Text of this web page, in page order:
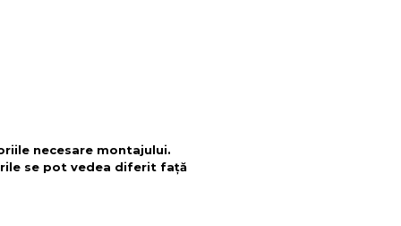
necesare montajului.
se pot vedea diferit față